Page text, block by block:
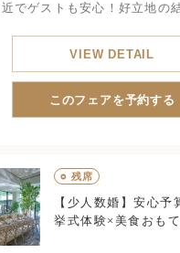
でゲストも安心！好立地の
VIEW DETAIL
このフェアを予約する
○ 残席
【少人数婚】安心予
挙式体験×美食おも